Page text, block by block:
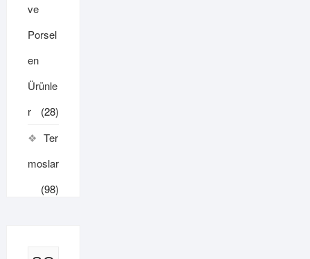
ve
Porsel
en
Ürünle
r
(28)
Ter
moslar
(98)